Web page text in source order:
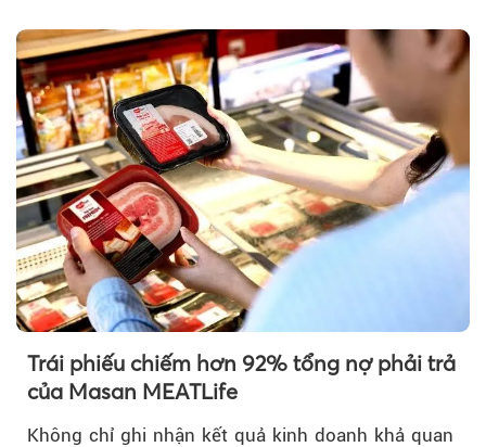
Trái phiếu chiếm hơn 92% tổng nợ phải trả
của Masan MEATLife
Không chỉ ghi nhận kết quả kinh doanh khả quan